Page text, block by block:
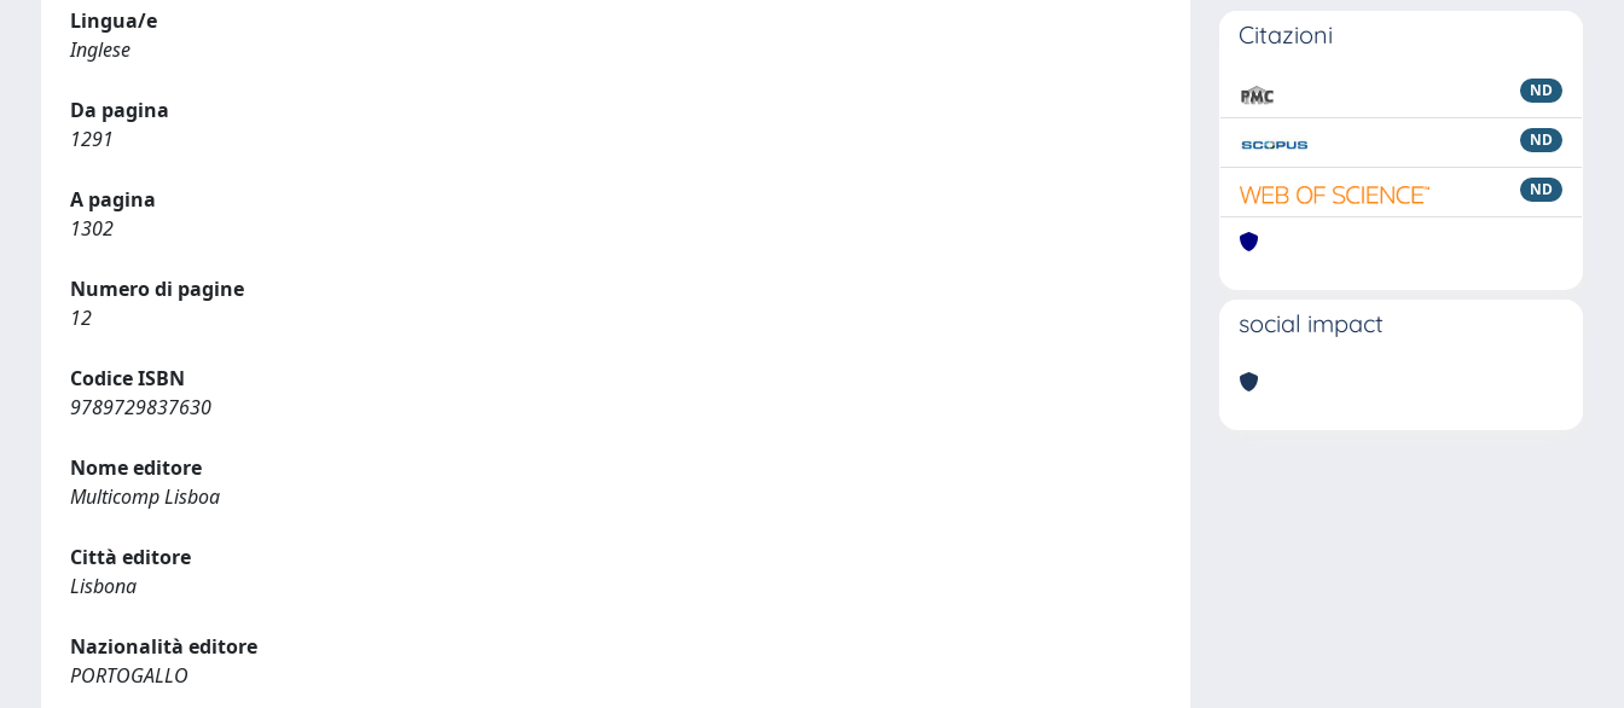
Lingua/e
Inglese
Da pagina
1291
A pagina
1302
Numero di pagine
12
Codice ISBN
9789729837630
Nome editore
Multicomp Lisboa
Città editore
Lisbona
Nazionalità editore
PORTOGALLO
Citazioni
ND
ND
ND
social impact